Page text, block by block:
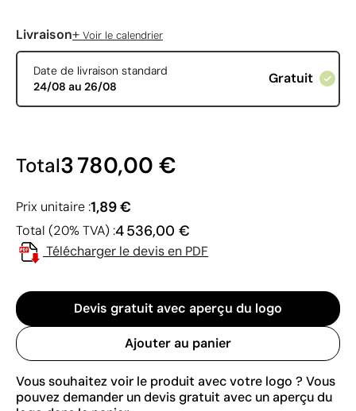
Livraison+ Voir le calendrier
Date de livraison standard
24/08 au 26/08
Gratuit
Total3 780,00 €
Prix unitaire :1,89 €
Total (20% TVA) :4 536,00 €
Télécharger le devis en PDF
Devis gratuit avec aperçu du logo
Ajouter au panier
Vous souhaitez voir le produit avec votre logo ? Vous
pouvez demander un devis gratuit avec un aperçu du